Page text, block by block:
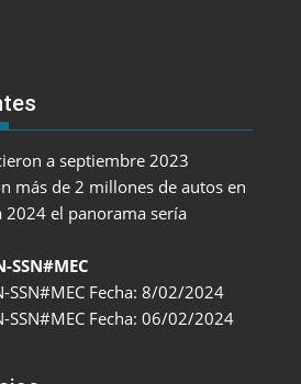
a septiembre 2023
más de 2 millones de autos en
el panorama sería
SSN#MEC
SSN#MEC Fecha: 8/02/2024
SSN#MEC Fecha: 06/02/2024